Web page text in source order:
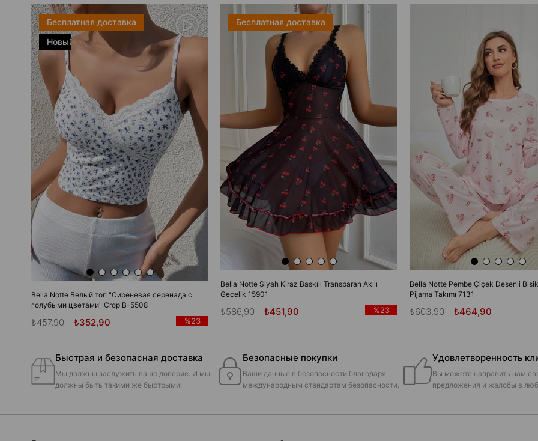
Bella Notte Белый топ "Сиреневая серенада с
голубыми цветами" Crop B-5508
₺352,90
₺457,90 %23
Бесплатная доставка
Новый
товар
Bella Notte Siyah Kiraz Baskılı Transparan Akılı
Gecelik 15901
₺451,90
₺586,90 %23
Бесплатная доставка
Bella Notte Pembe Çiçek Desenli
Pijama Takımı 7131
₺464,90
₺603,90
Быстрая и безопасная доставка
Мы должны заслужить ваше доверие. И мы
должны быть такими же быстрыми.
Безопасные покупки
Ваши данные в безопасности благодаря
международным стандартам безопасности.
Удовлетворенность
Вы можете направить нам
предложения и жалобы в